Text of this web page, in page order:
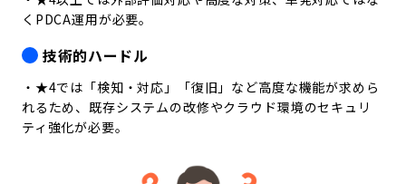
くPDCA運用が必要。
技術的ハードル
・★4では「検知・対応」「復旧」など高度な機能が求めら
れるため、既存システムの改修やクラウド環境のセキュリ
ティ強化が必要。